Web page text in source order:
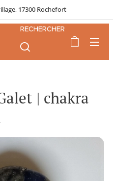
17300 Rochefort
RECHERCHER
| chakra